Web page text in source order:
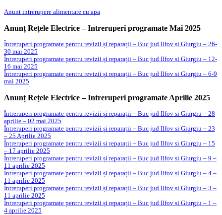
Anunt intrerupere alimentare cu apa
Anunț Rețele Electrice – Intreruperi programate Mai 2025
Întreruperi programate pentru revizii și reparații – Buc jud Ilfov si Giurgiu – 26-
30 mai 2025
Întreruperi programate pentru revizii și reparații – Buc jud Ilfov si Giurgiu – 12-
16 mai 2025
Întreruperi programate pentru revizii și reparații – Buc jud Ilfov si Giurgiu – 6-9
mai 2025
Anunț Rețele Electrice – Intreruperi programate Aprilie 2025
Întreruperi programate pentru revizii și reparații – Buc jud Ilfov si Giurgiu – 28
aprilie – 02 mai 2025
Întreruperi programate pentru revizii și reparații – Buc jud Ilfov si Giurgiu – 23
– 25 Aprilie 2025
Întreruperi programate pentru revizii și reparații – Buc jud Ilfov si Giurgiu – 15
– 17 aprilie 2025
Întreruperi programate pentru revizii și reparații – Buc jud Ilfov si Giurgiu – 9 –
11 aprilie 2025
Întreruperi programate pentru revizii și reparații – Buc jud Ilfov si Giurgiu – 4 –
11 aprilie 2025
Întreruperi programate pentru revizii și reparații – Buc jud Ilfov si Giurgiu – 3 –
11 aprilie 2025
Întreruperi programate pentru revizii și reparații – Buc jud Ilfov si Giurgiu – 1 –
4 aprilie 2025